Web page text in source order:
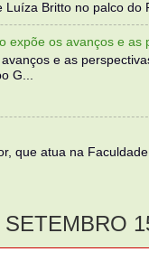
Britto no palco do
expõe os avanços e
e as
G...
que atua na